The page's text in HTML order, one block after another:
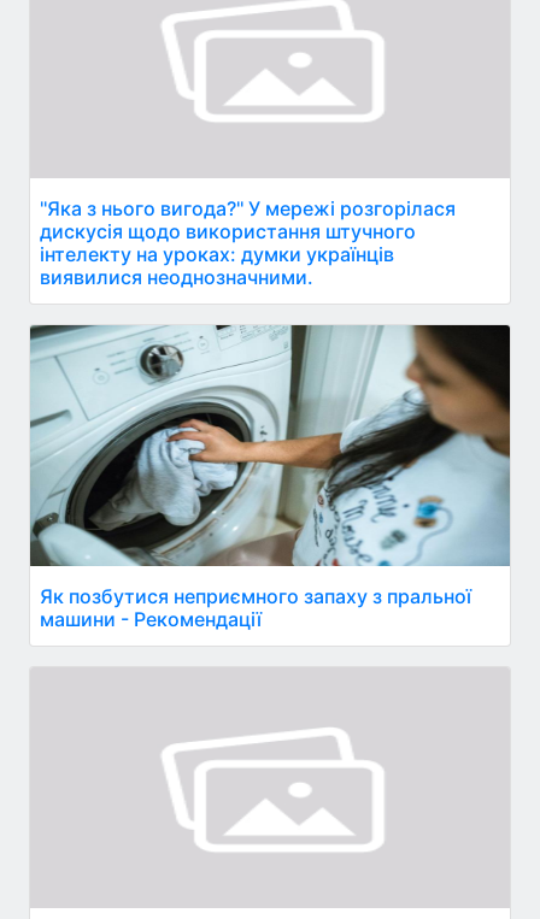
''Яка з нього вигода?'' У мережі розгорілася
дискусія щодо використання штучного
інтелекту на уроках: думки українців
виявилися неоднозначними.
Як позбутися неприємного запаху з пральної
машини - Рекомендації